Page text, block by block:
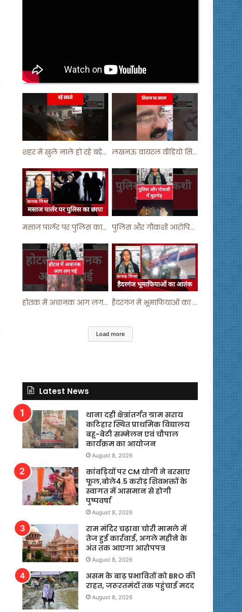
शहर में खुले नाले हो रहे बड़े हादसे ! #shortsvideo #shorts लखनऊ वायरल वीडियो सिस्टम पर सवाल ! #shorts #shortvideo
मसाज पार्लर पर पुलिस का छापा ! #viralvideo #trending #parlour पुलिस और गौकशी आरोपियों में मुठभेड़ ! #shortvideo #shorts #shortsfeed
होतक में अचानक आग लगने से मचा हड़कंप ! #shortsfeed #shorts #viralshorts हैदरगंज में भूमाफियाओं का आतंक ! #upnews #viral #viralvideo
Load more
Latest News
थाना दही क्षेत्रांतर्गत ग्राम सराय
कटिहार स्थित प्राथमिक विद्यालय
बहू-बेटी सम्मेलन एवं चौपाल
कार्यक्रम का आयोजन
August 8, 2026
कांवड़ियों पर CM योगी ने बरसाए
फूल,बोले4.5 करोड़ शिवभक्तों के
स्वागत में आसमान से होगी
पुष्पवर्षा
August 8, 2026
राम मंदिर चढ़ावा चोरी मामले में
तेज हुई कार्रवाई, अगले महीने के
अंत तक आएगा आरोपपत्र
August 8, 2026
असम के बाढ़ प्रभावितों को BRO की
राहत, जरूरतमंदों तक पहुंचाई मदद
August 8, 2026